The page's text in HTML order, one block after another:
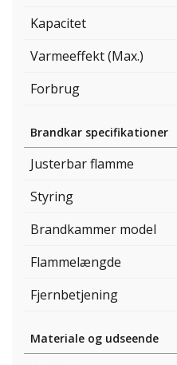
Kapacitet
Varmeeffekt (Max.)
Forbrug
Brandkar specifikationer
Justerbar flamme
Styring
Brandkammer model
Flammelængde
Fjernbetjening
Materiale og udseende